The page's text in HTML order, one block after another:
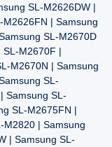
SL-M2626DW |
| Samsung
SL-M2670D
SL-M2670F |
M2670N | Samsung
SL-
Samsung SL-
SL-M2675FN |
M2820 | Samsung
| Samsung SL-